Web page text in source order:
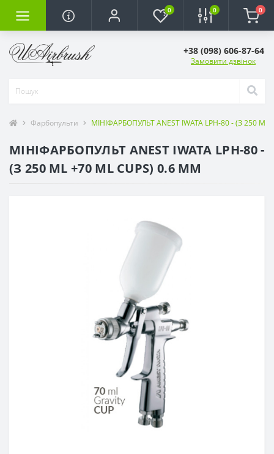
0 0 0
+38 (098) 606-87-64
Замовити дзвінок
Фарбопульти МІНІФАРБОПУЛЬТ ANEST IWATA LPH-80 - (З 250
МІНІФАРБОПУЛЬТ ANEST IWATA LPH-80 -
(З 250 ML +70 ML CUPS) 0.6 ММ